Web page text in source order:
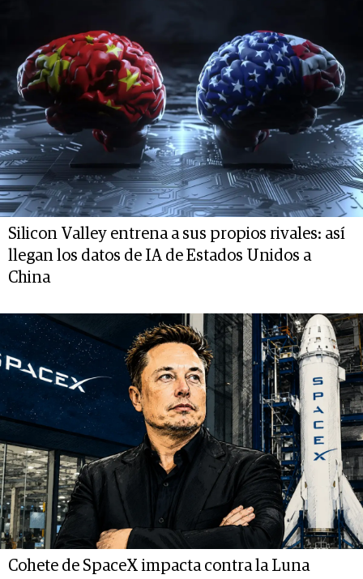
Silicon Valley entrena a sus propios rivales: así
llegan los datos de IA de Estados Unidos a
China
Cohete de SpaceX impacta contra la Luna